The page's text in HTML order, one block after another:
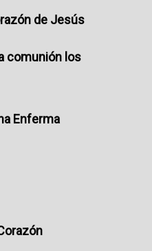
de Jesús
comunión los
Enferma